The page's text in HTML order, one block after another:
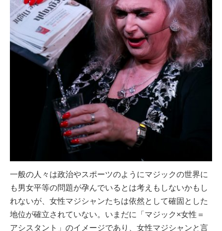
一般の人々は政治やスポーツのようにマジックの世界に
も男女平等の問題が孕んでいるとは考えもしないかもし
れないが、女性マジシャンたちは依然として確固とした
地位が確立されていない。いまだに「マジック×女性＝
アシスタント」のイメージであり、女性マジシャンと言